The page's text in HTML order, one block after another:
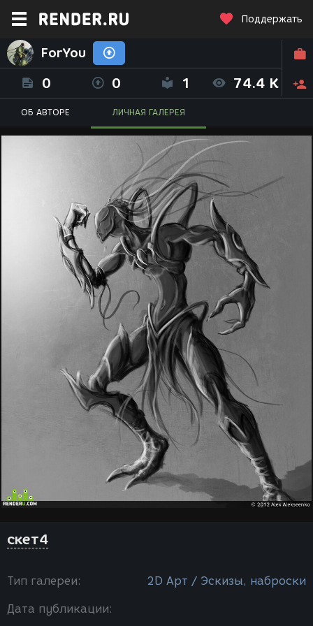
Поддержать
ForYou
0 0 1 74.4 K
ОБ АВТОРЕ ЛИЧНАЯ ГАЛЕРЕЯ
скет4
Тип галереи: 2D Арт / Эскизы, наброски
Дата публикации: